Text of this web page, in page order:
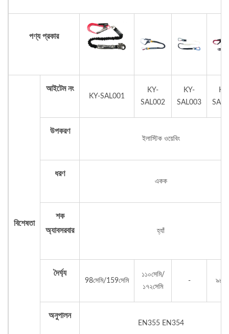
পণ্য প্রকার
বিশেষতা
আইটেম নং
KY-SAL001
KY-
SAL002
KY-
SAL003
উপকরণ
ইলাস্টিক ওয়েবিং
ধরণ
একক
শক
অ্যাবসরবার
হ্যাঁ
দৈর্ঘ্য
98সেমি/159সেমি
১১০সেমি/
১৭২সেমি
-
অনুপালন
EN355 EN354